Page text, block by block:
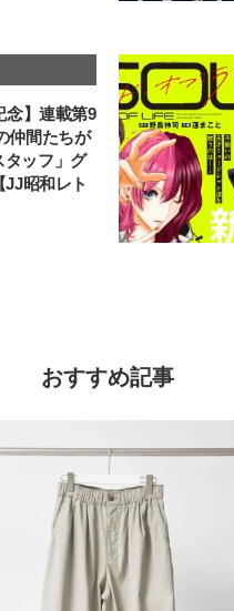
念】連載第9
仲間たちが
タッフ」グ
JJ昭和レト
おすすめ記事